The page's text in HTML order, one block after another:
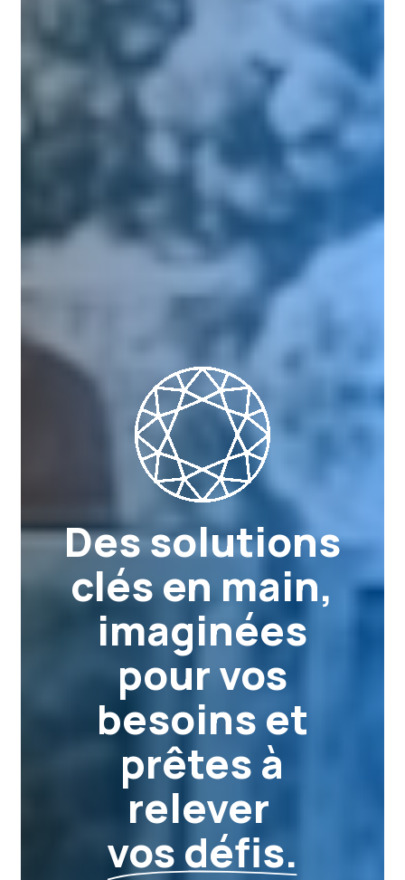
Des solutions
clés en main,
imaginées
pour vos
besoins et
prêtes à
relever
vos défis.